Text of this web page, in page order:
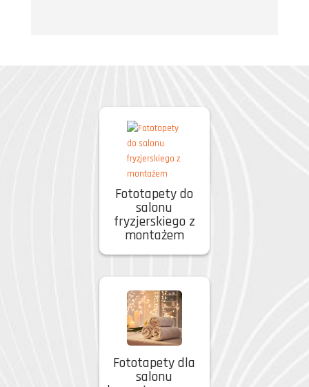
Fototapety do
salonu
fryzjerskiego z
montażem
Fototapety dla
salonu